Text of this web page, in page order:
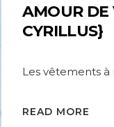
AMOUR DE
CYRILLUS}
Les vêtements à
READ MORE